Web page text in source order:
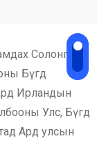
Солонгос
Бүгд
Ирландын
Улс, Бүгд
Ард улсын